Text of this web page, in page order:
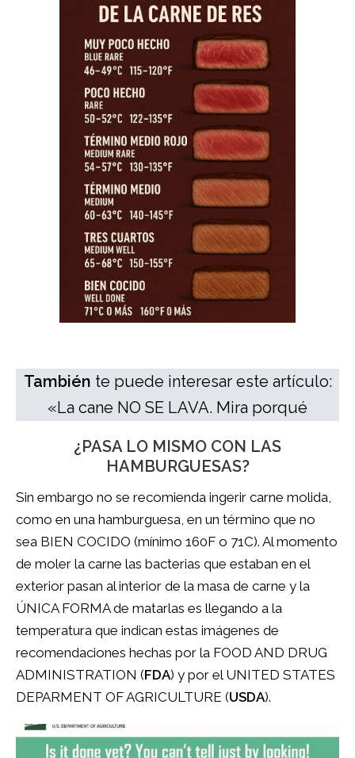
También te puede interesar este artículo:
«La cane NO SE LAVA. Mira porqué
¿PASA LO MISMO CON LAS
HAMBURGUESAS?
Sin embargo no se recomienda ingerir carne molida,
como en una hamburguesa, en un término que no
sea BIEN COCIDO (mínimo 160F o 71C). Al momento
de moler la carne las bacterias que estaban en el
exterior pasan al interior de la masa de carne y la
ÚNICA FORMA de matarlas es llegando a la
temperatura que indican estas imágenes de
recomendaciones hechas por la FOOD AND DRUG
ADMINISTRATION (FDA) y por el UNITED STATES
DEPARMENT OF AGRICULTURE (USDA).